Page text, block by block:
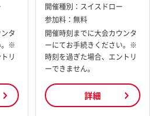
タ
。※
リ
開催種別： スイスドロー
参加料： 無料
開催時刻までに大会カウンタ
ーにてお手続きください。※
時刻を過ぎた場合、エントリ
ーできません。
詳細